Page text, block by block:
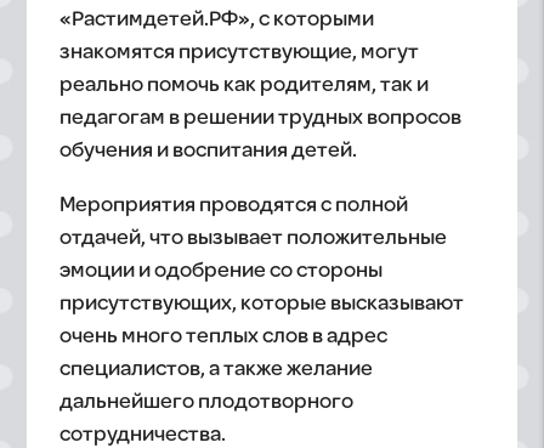
«Растимдетей.РФ», с которыми
знакомятся присутствующие, могут
реально помочь как родителям, так и
педагогам в решении трудных вопросов
обучения и воспитания детей.
Мероприятия проводятся с полной
отдачей, что вызывает положительные
эмоции и одобрение со стороны
присутствующих, которые высказывают
очень много теплых слов в адрес
специалистов, а также желание
дальнейшего плодотворного
сотрудничества.